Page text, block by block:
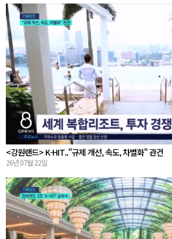
<강원랜드> K-HIT.."규제 개선, 속도, 차별화" 관건
26년 07월 22일